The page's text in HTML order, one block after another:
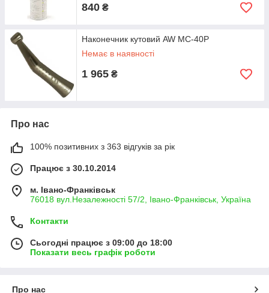
840 ₴
Наконечник кутовий AW МС-40Р
Немає в наявності
1 965 ₴
Про нас
100% позитивних з 363 відгуків за рік
Працює з 30.10.2014
м. Івано-Франківськ
76018 вул.Незалежності 57/2, Івано-Франківськ, Україна
Контакти
Сьогодні працює з 09:00 до 18:00
Показати весь графік роботи
Про нас